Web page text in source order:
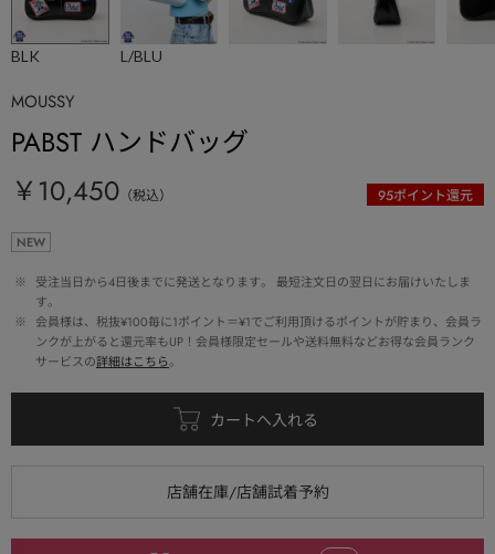
BLK L/BLU
MOUSSY
PABST ハンドバッグ
￥10,450 （税込） 95ポイント還元
NEW
※
受注当日から4日後までに発送となります。 最短注文日の翌日にお届けいたしま
す。
※
会員様は、税抜¥100毎に1ポイント＝¥1でご利用頂けるポイントが貯まり、会員ラ
ンクが上がると還元率もUP！会員様限定セールや送料無料などお得な会員ランク
サービスの詳細はこちら。